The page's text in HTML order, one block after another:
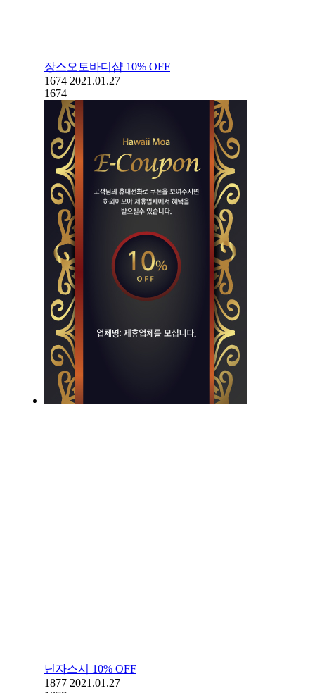
장스오토바디샵 10% OFF
1674 2021.01.27
1674
닌자스시 10% OFF
1877 2021.01.27